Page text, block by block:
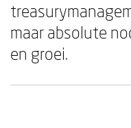
maar absolute
en groei.